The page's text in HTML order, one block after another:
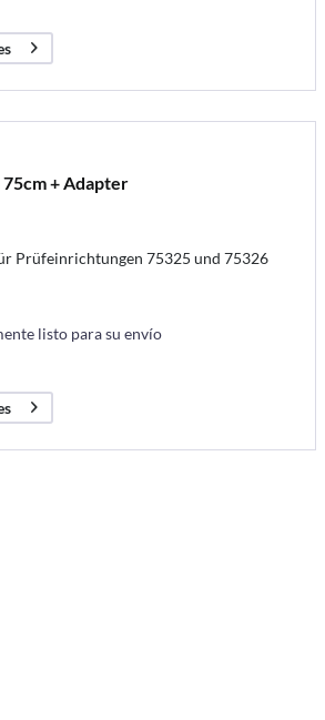
+ Adapter
Prüfeinrichtungen 75325 und 75326
listo para su envío